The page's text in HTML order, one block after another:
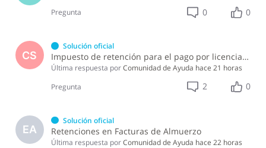
Pregunta
0 0
CS
Solución oficial
Impuesto de retención para el pago por licencia de software y soporte de software ?
Última respuesta porComunidad de Ayuda hace 21 horas
Pregunta
2 0
EA
Solución oficial
Retenciones en Facturas de Almuerzo
Última respuesta porComunidad de Ayuda hace 22 horas